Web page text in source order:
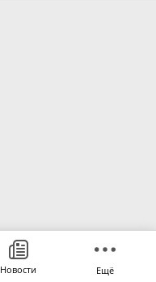
Новости Ещё